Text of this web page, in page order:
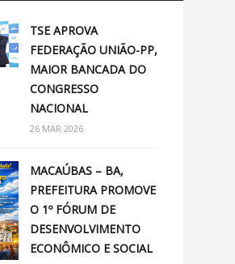
TSE APROVA
FEDERAÇÃO UNIÃO-PP,
MAIOR BANCADA DO
CONGRESSO
NACIONAL
26 MAR 2026
MACAÚBAS – BA,
PREFEITURA PROMOVE
O 1º FÓRUM DE
DESENVOLVIMENTO
ECONÔMICO E SOCIAL